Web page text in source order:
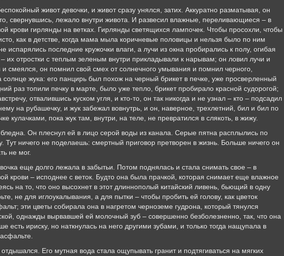
живот девочки, и живот сразу унялся, затих. Аккуратно разматывая, он
свернувшись, лежало внутри живота. И развесил влажные, переливающиеся – в
крови гирлянды на ветках. Гирлянды светящихся лампочек. Чтобы просохли, чтобы
как в детстве, когда мама мыла коричневые половицы и нельзя было по ним
испарялись последние кружочки влаги, а лучи из окна пробирались к полу, огибая
их отростки с теплым зеленым внутри прикладывали к нарывам; он ловил лучи и
смеялся, он помнил свой смех от солнечного умывания и помнил черного,
солнце жука: его панцирь был похож на черный брикет в печке, уже просверленный
раз топили печку в марте, было уже тепло, брикет пробирало красной судорогой;
отвалившись куском угля, и кто-то, он так никогда и не узнал – кто – подсадил
на рубашечку, и жук забежал вовнутрь, и он, наверное, трехлетний, бил и бил по
кулачками, пока жук там, внутри, на теле, не превратился в слякоть, в жижу.
Он плеснул ей в лицо серой воды из канала. Серые пятна расплылись по
Тут ничего не поделаешь: смертный приговор претворен в жизнь. Больше ничего он
не мог.
еще долго лежала в забытьи. Потом поднялась и стала снимать свое – в
крови – исподнее с веток. Будто она была прачкой, которая снимает еще влажное
на то, что оно высохнет в этот длиннополый китайский ливень, бьющий в одну
не для иглоукалывания, а для пытки – чтобы пробить ей голову, как цветок
эти цветы собирала она в нагретом черноземе гудрона, который тянулся
однажды вырвавшей ей молочный зуб – совершенно безболезненно, так, что она
есть ириску, но наткнулась на него другими зубами, и только тогда нащупала в
Его мутная вода стала ощупывать гранит и подтягиваться на мягких